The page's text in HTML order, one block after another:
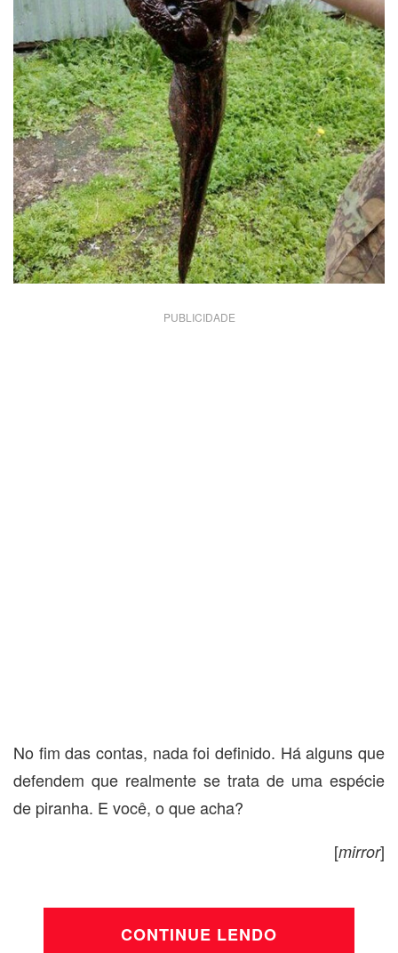
PUBLICIDADE
No fim das contas, nada foi definido. Há alguns que
defendem que realmente se trata de uma espécie
de piranha. E você, o que acha?
[mirror]
CONTINUE LENDO